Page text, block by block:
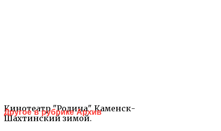
Кинотеатр "Родина". Каменск-
Шахтинский зимой.
Другое в рубрике Архив